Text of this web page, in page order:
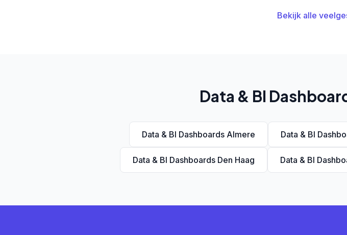
Bekijk alle
Data & BI
Data & BI Dashboards Almere Data & BI
Data & BI Dashboards Den Haag Data & BI